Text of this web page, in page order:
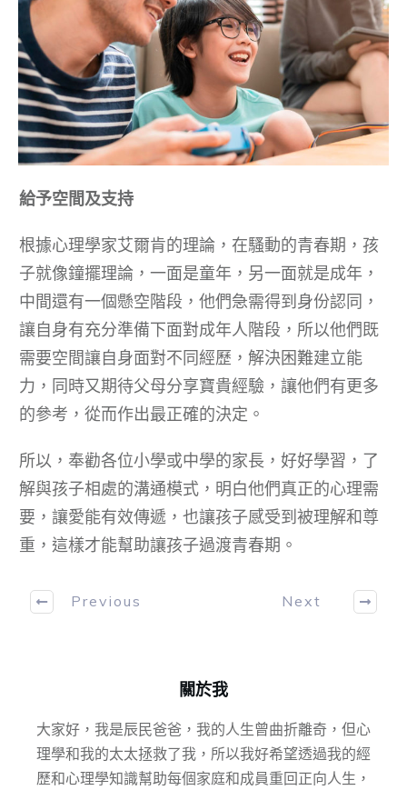
給予空間及支持
根據心理學家艾爾肯的理論，在騷動的青春期，孩
子就像鐘擺理論，一面是童年，另一面就是成年，
中間還有一個懸空階段，他們急需得到身份認同，
讓自身有充分準備下面對成年人階段，所以他們既
需要空間讓自身面對不同經歷，解決困難建立能
力，同時又期待父母分享寶貴經驗，讓他們有更多
的參考，從而作出最正確的決定。
所以，奉勸各位小學或中學的家長，好好學習，了
解與孩子相處的溝通模式，明白他們真正的心理需
要，讓愛能有效傳遞，也讓孩子感受到被理解和尊
重，這樣才能幫助讓孩子過渡青春期。
Previous Next
關於我
大家好，我是辰民爸爸，我的人生曾曲折離奇，但心
理學和我的太太拯救了我，所以我好希望透過我的經
歷和心理學知識幫助每個家庭和成員重回正向人生，